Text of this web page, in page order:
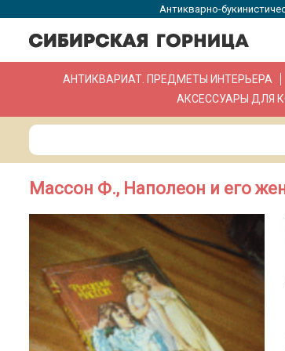
Антикварно-
АНТИКВАРИАТ. ПРЕДМЕТЫ ИНТЕРЬЕРА
АКСЕССУАРЫ ДЛЯ
Массон Ф., Наполеон и его